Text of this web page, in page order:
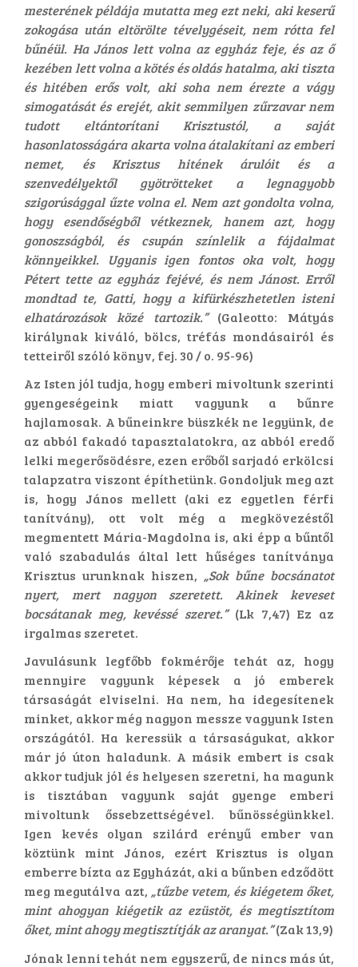
mesterének példája mutatta meg ezt neki, aki keserű
zokogása után eltörölte tévelygéseit, nem rótta fel
bűnéül. Ha János lett volna az egyház feje, és az ő
kezében lett volna a kötés és oldás hatalma, aki tiszta
és hitében erős volt, aki soha nem érezte a vágy
simogatását és erejét, akit semmilyen zűrzavar nem
tudott eltántorítani Krisztustól, a saját
hasonlatosságára akarta volna átalakítani az emberi
nemet, és Krisztus hitének árulóit és a
szenvedélyektől gyötrötteket a legnagyobb
szigorúsággal űzte volna el. Nem azt gondolta volna,
hogy esendőségből vétkeznek, hanem azt, hogy
gonoszságból, és csupán színlelik a fájdalmat
könnyeikkel. Ugyanis igen fontos oka volt, hogy
Pétert tette az egyház fejévé, és nem Jánost. Erről
mondtad te, Gatti, hogy a kifürkészhetetlen isteni
elhatározások közé tartozik.”(Galeotto: Mátyás
királynak kiváló, bölcs, tréfás mondásairól és
tetteiről szóló könyv, fej. 30 / o. 95-96)
Az Isten jól tudja, hogy emberi mivoltunk szerinti
gyengeségeink miatt vagyunk a bűnre
hajlamosak. A bűneinkre büszkék ne legyünk, de
az abból fakadó tapasztalatokra, az abból eredő
lelki megerősödésre, ezen erőből sarjadó erkölcsi
talapzatra viszont építhetünk. Gondoljuk meg azt
is, hogy János mellett (aki ez egyetlen férfi
tanítvány), ott volt még a megkövezéstől
megmentett Mária-Magdolna is, aki épp a bűntől
való szabadulás által lett hűséges tanítványa
Krisztus urunknak hiszen, „Sok bűne bocsánatot
nyert, mert nagyon szeretett. Akinek keveset
bocsátanak meg, kevéssé szeret.”(Lk 7,47) Ez az
irgalmas szeretet.
Javulásunk legfőbb fokmérője tehát az, hogy
mennyire vagyunk képesek a jó emberek
társaságát elviselni. Ha nem, ha idegesítenek
minket, akkor még nagyon messze vagyunk Isten
országától. Ha keressük a társaságukat, akkor
már jó úton haladunk. A másik embert is csak
akkor tudjuk jól és helyesen szeretni, ha magunk
is tisztában vagyunk saját gyenge emberi
mivoltunk őssebzettségével. bűnösségünkkel.
Igen kevés olyan szilárd erényű ember van
köztünk mint János, ezért Krisztus is olyan
emberre bízta az Egyházát, aki a bűnben edződött
meg megutálva azt, „tűzbe vetem, és kiégetem őket,
mint ahogyan kiégetik az ezüstöt, és megtisztítom
őket, mint ahogy megtisztítják az aranyat.”(Zak 13,9)
Jónak lenni tehát nem egyszerű, de nincs más út,